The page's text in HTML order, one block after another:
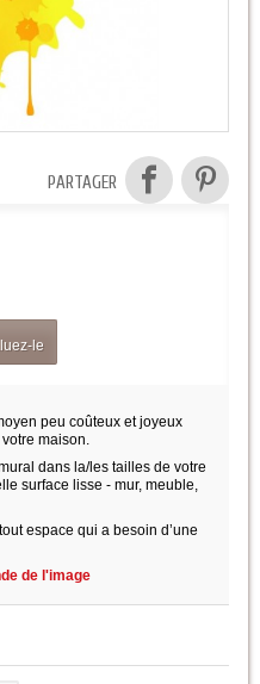
PARTAGER
le
peu coûteux et joyeux
maison.
dans la/les tailles de votre
surface lisse - mur, meuble,
espace qui a besoin d’une
de l'image